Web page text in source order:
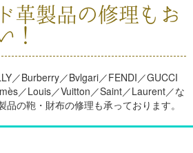
革製品の修理もお
！
／Burberry／Bvlgari／FENDI／GUCCI
／Louis／Vuitton／Saint／Laurent／な
品の鞄・財布の修理も承っております。